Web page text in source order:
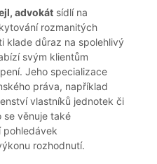
advokát sídlí na
rozmanitých
klade důraz na spolehlivý
svým klientům
Jeho specializace
práva, například
vlastníků jednotek či
se věnuje také
pohledávek
rozhodnutí.